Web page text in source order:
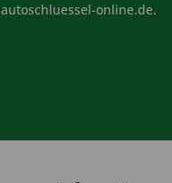
online.de.